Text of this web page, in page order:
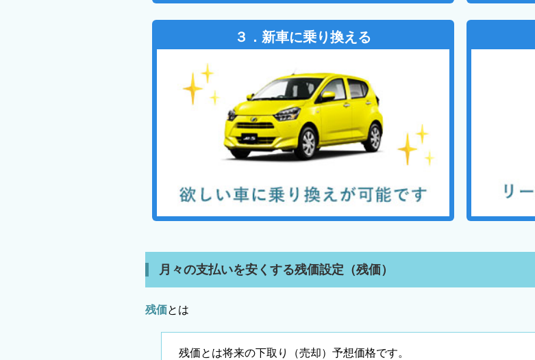
３．新車に乗り換える
月々の支払いを安くする残価設定（残価）
残価とは
残価とは将来の下取り（売却）予想価格です。